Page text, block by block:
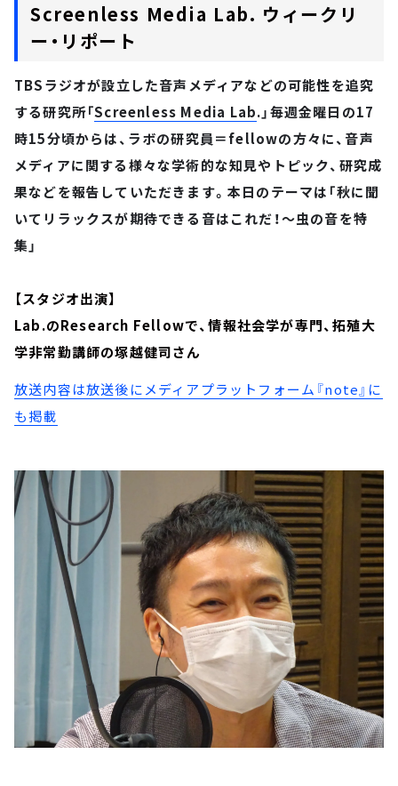
Screenless Media Lab. ウィークリ
ー・リポート
TBSラジオが設立した音声メディアなどの可能性を追究
する研究所「Screenless Media Lab.」毎週金曜日の17
時15分頃からは、ラボの研究員＝fellowの方々に、音声
メディアに関する様々な学術的な知見やトピック、研究成
果などを報告していただきます。本日のテーマは「秋に聞
いてリラックスが期待できる音はこれだ！～虫の音を特
集」
【スタジオ出演】
Lab.のResearch Fellowで、情報社会学が専門、拓殖大
学非常勤講師の塚越健司さん
放送内容は放送後にメディアプラットフォーム『note』に
も掲載